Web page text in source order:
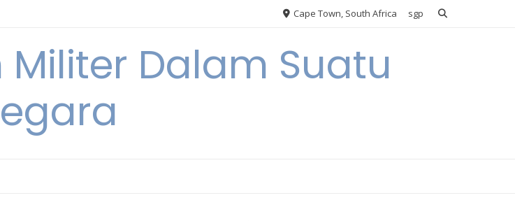
Cape Town, South Africa sgp
Dalam Suatu